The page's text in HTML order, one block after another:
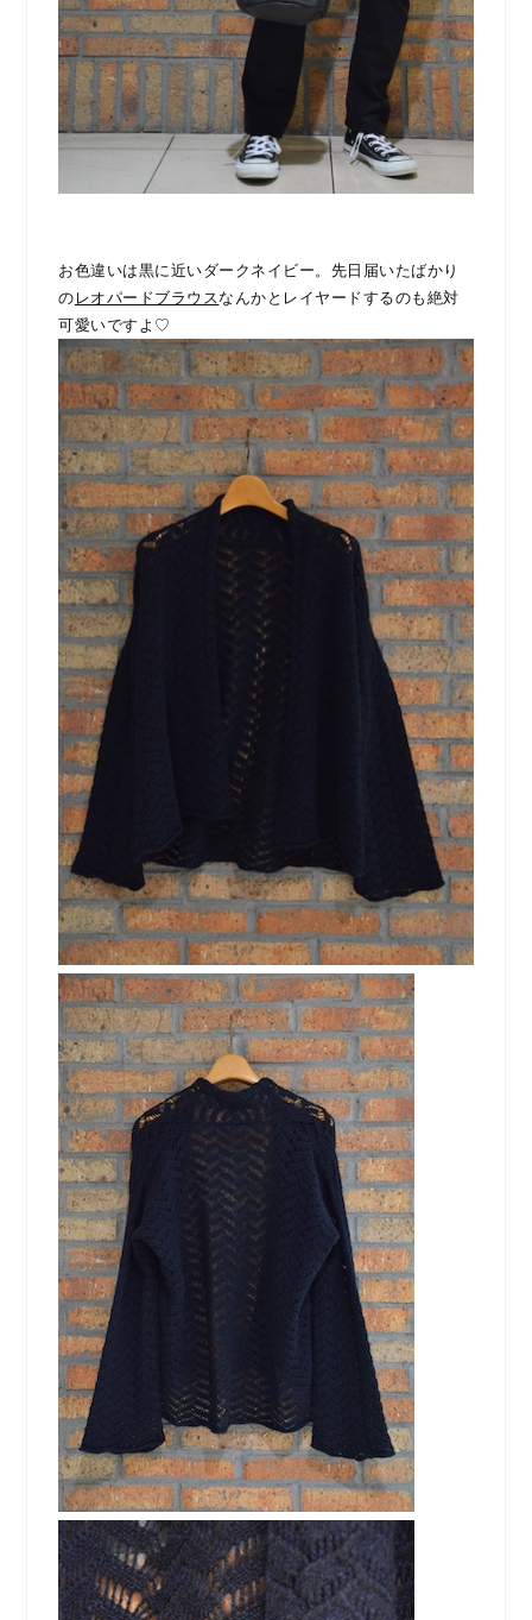
お色違いは黒に近いダークネイビー。先日届いたばかり
のレオパードブラウスなんかとレイヤードするのも絶対
可愛いですよ♡